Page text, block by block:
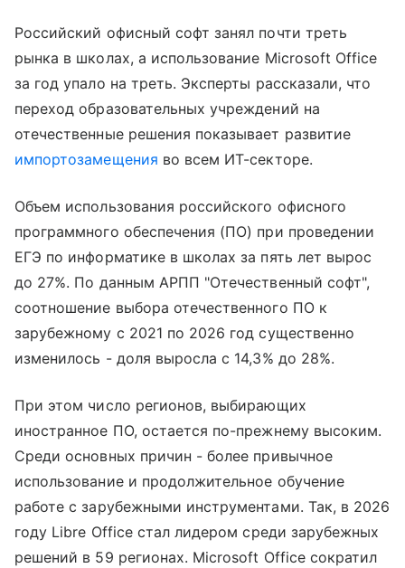
Российский офисный софт занял почти треть
рынка в школах, а использование Microsoft Office
за год упало на треть. Эксперты рассказали, что
переход образовательных учреждений на
отечественные решения показывает развитие
импортозамещения во всем ИТ-секторе.
Объем использования российского офисного
программного обеспечения (ПО) при проведении
ЕГЭ по информатике в школах за пять лет вырос
до 27%. По данным АРПП "Отечественный софт",
соотношение выбора отечественного ПО к
зарубежному с 2021 по 2026 год существенно
изменилось - доля выросла с 14,3% до 28%.
При этом число регионов, выбирающих
иностранное ПО, остается по-прежнему высоким.
Среди основных причин - более привычное
использование и продолжительное обучение
работе с зарубежными инструментами. Так, в 2026
году Libre Office стал лидером среди зарубежных
решений в 59 регионах. Microsoft Office сократил